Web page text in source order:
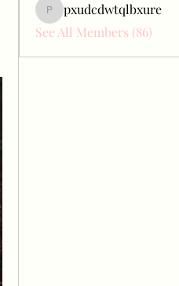
pxudcdwtqlbxure
pxudcdwtqlbxure
See All Members (86)